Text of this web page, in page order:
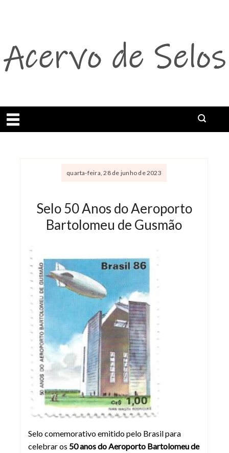
Abrir menu
quarta-feira, 28 de junho de 2023
Selo 50 Anos do Aeroporto
Bartolomeu de Gusmão
Selo 50 Anos do Aeroporto
Selo comemorativo emitido pelo Brasil para
celebrar os 50 anos do Aeroporto Bartolomeu de